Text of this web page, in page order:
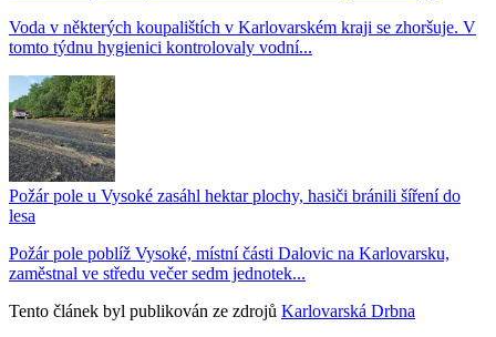
Voda v některých koupalištích v Karlovarském kraji se zhoršuje. V
tomto týdnu hygienici kontrolovaly vodní...
Požár pole u Vysoké zasáhl hektar plochy, hasiči bránili šíření do
lesa
Požár pole poblíž Vysoké, místní části Dalovic na Karlovarsku,
zaměstnal ve středu večer sedm jednotek...
Tento článek byl publikován ze zdrojů Karlovarská Drbna